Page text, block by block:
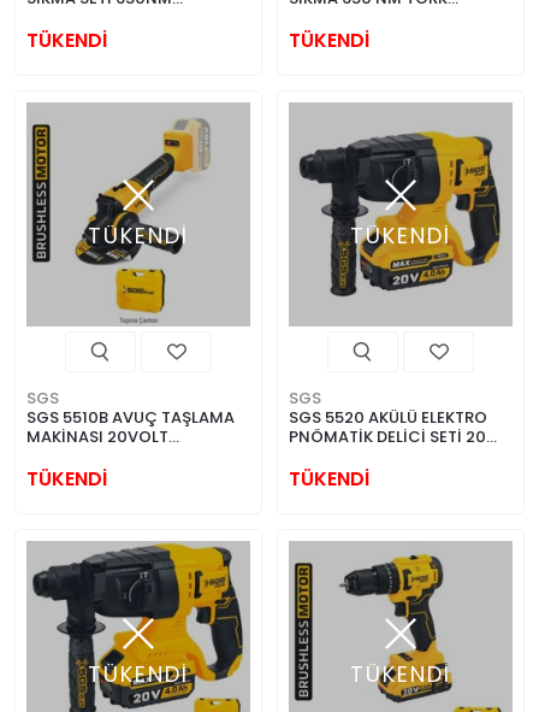
MOTOR)
TÜKENDİ
BATARYASIZ
TÜKENDİ
TÜKENDİ
SGS
SGS 5510B AVUÇ TAŞLAMA
MAKİNASI 20VOLT
TÜKENDİ
TÜKENDİ
SGS
SGS 5520 AKÜLÜ ELEKTRO
PNÖMATİK DELİCİ SETİ 20
MOTOR)
TÜKENDİ
TÜKENDİ TÜKENDİ